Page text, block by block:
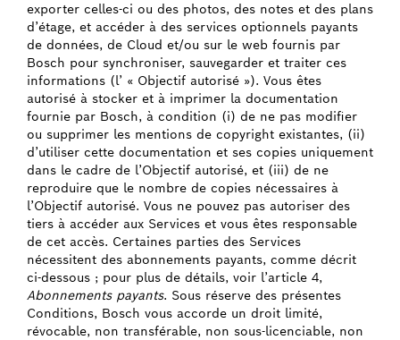
exporter celles-ci ou des photos, des notes et des plans
d’étage, et accéder à des services optionnels payants
de données, de Cloud et/ou sur le web fournis par
Bosch pour synchroniser, sauvegarder et traiter ces
informations (l’ « Objectif autorisé »). Vous êtes
autorisé à stocker et à imprimer la documentation
fournie par Bosch, à condition (i) de ne pas modifier
ou supprimer les mentions de copyright existantes, (ii)
d’utiliser cette documentation et ses copies uniquement
dans le cadre de l’Objectif autorisé, et (iii) de ne
reproduire que le nombre de copies nécessaires à
l’Objectif autorisé. Vous ne pouvez pas autoriser des
tiers à accéder aux Services et vous êtes responsable
de cet accès. Certaines parties des Services
nécessitent des abonnements payants, comme décrit
ci-dessous ; pour plus de détails, voir l’article 4,
Abonnements payants. Sous réserve des présentes
Conditions, Bosch vous accorde un droit limité,
révocable, non transférable, non sous-licenciable, non